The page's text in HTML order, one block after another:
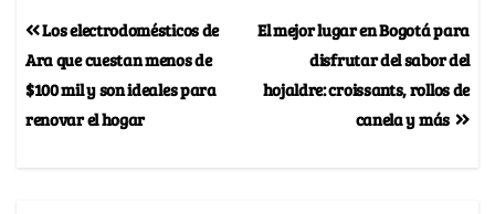
El mejor lugar en Bogotá para
disfrutar del sabor del
hojaldre: croissants, rollos de
canela y más
Los electrodomésticos de
Ara que cuestan menos de
$100 mil y son ideales para
renovar el hogar